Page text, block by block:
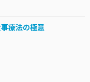
療法の極意